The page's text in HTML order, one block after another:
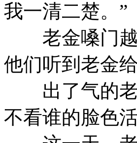
我一清二楚。”
老金嗓门越
他们听到老金
出了气的老
不看谁的脸色活